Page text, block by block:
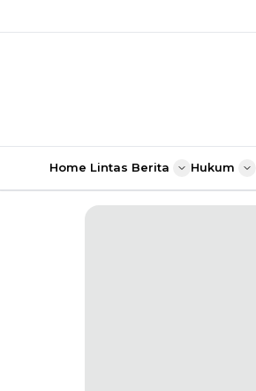
Home Lintas Berita Hukum